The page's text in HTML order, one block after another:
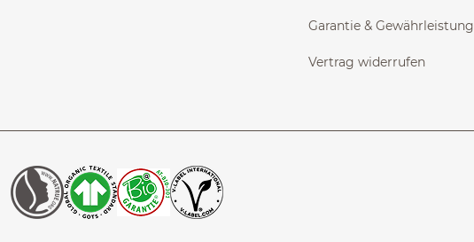
Garantie & Gewährleistung
Vertrag widerrufen